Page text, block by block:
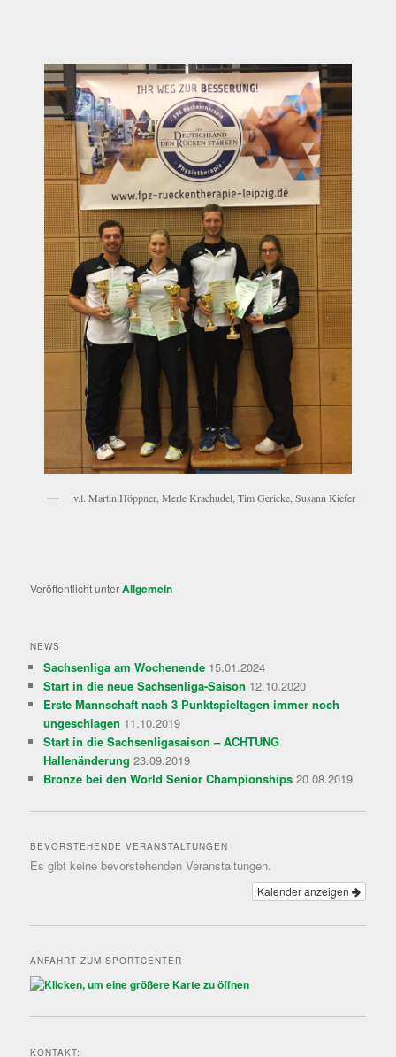
v.l. Martin Höppner, Merle Krachudel, Tim Gericke, Susann Kiefer
Veröffentlicht unterAllgemein
NEWS
Sachsenliga am Wochenende 15.01.2024
Start in die neue Sachsenliga-Saison 12.10.2020
Erste Mannschaft nach 3 Punktspieltagen immer noch
ungeschlagen 11.10.2019
Start in die Sachsenligasaison – ACHTUNG
Hallenänderung 23.09.2019
Bronze bei den World Senior Championships 20.08.2019
BEVORSTEHENDE VERANSTALTUNGEN
Es gibt keine bevorstehenden Veranstaltungen.
Kalender anzeigen
ANFAHRT ZUM SPORTCENTER
KONTAKT: